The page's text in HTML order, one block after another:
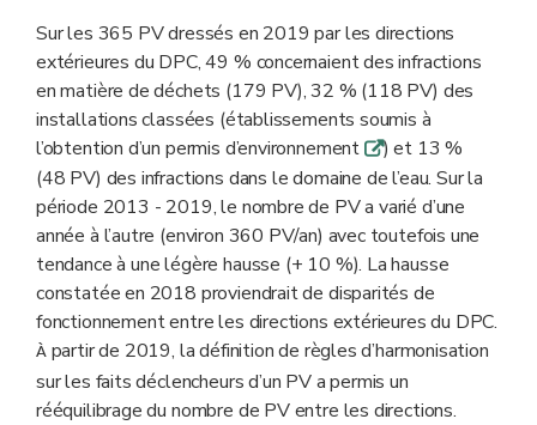
Sur les 365 PV dressés en 2019 par les directions
extérieures du DPC, 49 % concernaient des infractions
en matière de déchets (179 PV), 32 % (118 PV) des
installations classées (établissements soumis à
l’obtention d’un permis d’environnement q) et 13 %
(48 PV) des infractions dans le domaine de l’eau. Sur la
période 2013 - 2019, le nombre de PV a varié d’une
année à l’autre (environ 360 PV/an) avec toutefois une
tendance à une légère hausse (+ 10 %). La hausse
constatée en 2018 proviendrait de disparités de
fonctionnement entre les directions extérieures du DPC.
Àpartir de 2019, la définition de règles d’harmonisation
sur les faits déclencheurs d’un PV a permis un
rééquilibrage du nombre de PV entre les directions.